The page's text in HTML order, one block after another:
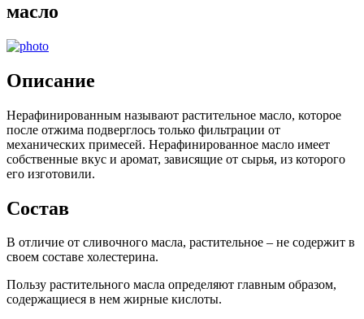
масло
Описание
Нерафинированным называют растительное масло, которое
после отжима подверглось только фильтрации от
механических примесей. Нерафинированное масло имеет
собственные вкус и аромат, зависящие от сырья, из которого
его изготовили.
Состав
В отличие от сливочного масла, растительное – не содержит в
своем составе холестерина.
Пользу растительного масла определяют главным образом,
содержащиеся в нем жирные кислоты.